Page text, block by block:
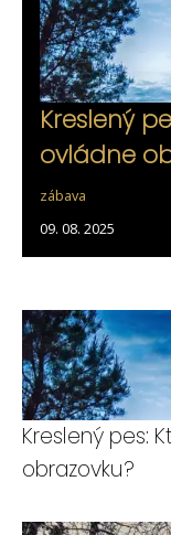
Kreslený
ovládne
zábava
09. 08. 2025
Kreslený pes:
obrazovku?